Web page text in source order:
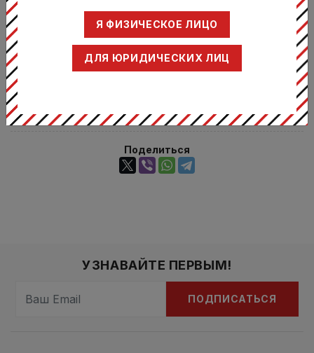
Произодитель:
Черчилл /
CHURCHILL
Поделиться
УЗНАВАЙТЕ ПЕРВЫМ!
ПОДПИСАТЬСЯ
Я ФИЗИЧЕСКОЕ ЛИЦО
ДЛЯ ЮРИДИЧЕСКИХ ЛИЦ